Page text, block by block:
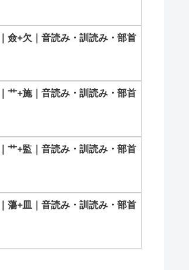
僉+欠｜音読み・訓読み・部首
艹+施｜音読み・訓読み・部首
艹+監｜音読み・訓読み・部首
蕩+皿｜音読み・訓読み・部首